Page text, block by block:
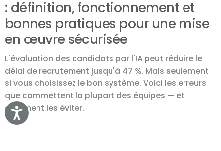
Accessibility
: définition, fonctionnement et
bonnes pratiques pour une mise
en œuvre sécurisée
L'évaluation des candidats par l'IA peut réduire le
délai de recrutement jusqu'à 47 %. Mais seulement
si vous choisissez le bon système. Voici les erreurs
que commettent la plupart des équipes — et
comment les éviter.